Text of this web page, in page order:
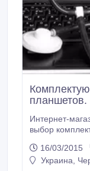
планшетов.
Интернет-
выбор
ассортимент клавиатур,
устройств, кулеров, матриц, петель, батарей,
16/03/2015
Украина,